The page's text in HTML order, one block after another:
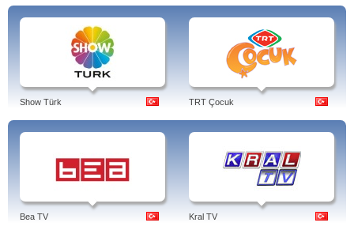
Show Türk TRT Çocuk
Bea TV Kral TV